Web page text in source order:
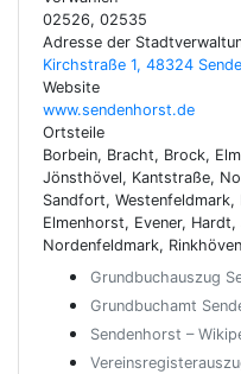
02526, 02535
Adresse der
Kirchstraße 1, 48324
Website
www.sendenhorst.de
Ortsteile
Borbein, Bracht, Brock,
Jönsthövel, Kantstraße,
Sandfort,
Elmenhorst, Evener,
Nordenfeldmark,
Grundbuchauszug
Grundbuchamt
Sendenhorst –